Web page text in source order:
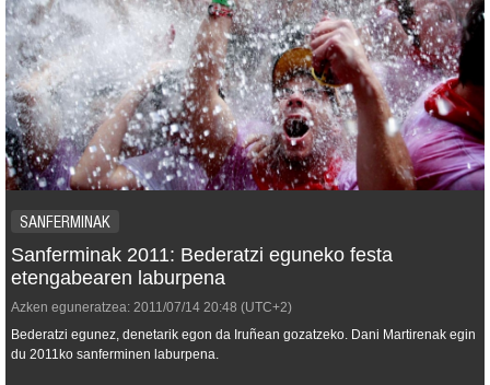
SANFERMINAK
Sanferminak 2011: Bederatzi eguneko festa
etengabearen laburpena
Azken eguneratzea: 2011/07/14 20:48 (UTC+2)
Bederatzi egunez, denetarik egon da Iruñean gozatzeko. Dani Martirenak egin
du 2011ko sanferminen laburpena.